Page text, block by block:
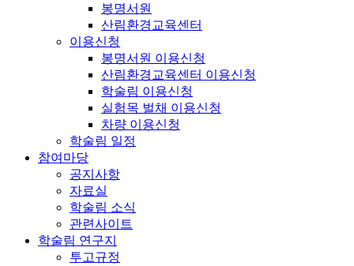
봉명서원
산림환경교육센터
이용신청
봉명서원 이용신청
산림환경교육센터 이용신청
학술림 이용신청
실험목 벌채 이용신청
차량 이용신청
학술림 일정
참여마당
공지사항
자료실
학술림 소식
관련사이트
학술림 연구지
투고규정